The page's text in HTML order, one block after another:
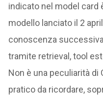
indicato nel model card
modello lanciato il 2
conoscenza
tramite retrieval, tool
Non è una peculiarità di
pratico da ricordare,